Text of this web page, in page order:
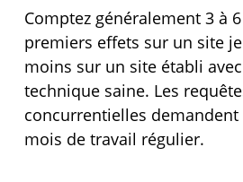
Comptez généralement 3 à
premiers effets sur un site
moins sur un site établi
technique saine. Les
concurrentielles demandent
mois de travail régulier.